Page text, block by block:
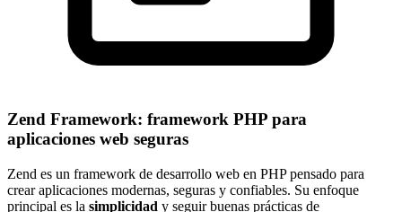
Zend Framework: framework PHP para
aplicaciones web seguras
Zend es un framework de desarrollo web en PHP pensado para
crear aplicaciones modernas, seguras y confiables. Su enfoque
principal es la simplicidad y seguir buenas prácticas de